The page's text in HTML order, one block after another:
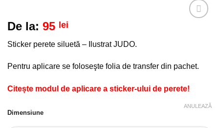
De la: 95 lei
Sticker perete siluetă – Ilustrat JUDO.
Pentru aplicare se foloseşte folia de transfer din pachet.
Citește modul de aplicare a sticker-ului de perete!
Dimensiune
ANULEAZĂ